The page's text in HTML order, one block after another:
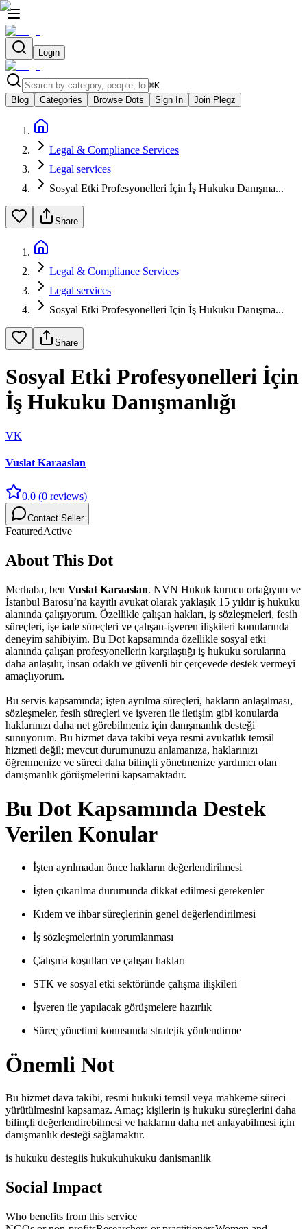
Login
⌘K
Blog
Categories Browse Dots Sign In Join Plegz
Legal & Compliance Services
Legal services
Sosyal Etki Profesyonelleri İçin İş Hukuku Danışma...
Share
Legal & Compliance Services
Legal services
Sosyal Etki Profesyonelleri İçin İş Hukuku Danışma...
Share
Sosyal Etki Profesyonelleri İçin
İş Hukuku Danışmanlığı
VK
Vuslat Karaaslan
0.0 (0 reviews)
Contact Seller
FeaturedActive
About This Dot
Merhaba, ben Vuslat Karaaslan. NVN Hukuk kurucu ortağıyım ve
İstanbul Barosu’na kayıtlı avukat olarak yaklaşık 15 yıldır iş hukuku
alanında çalışıyorum. Özellikle çalışan hakları, iş sözleşmeleri, fesih
süreçleri, işe iade süreçleri ve çalışan-işveren ilişkileri konularında
deneyim sahibiyim. Bu Dot kapsamında özellikle sosyal etki
alanında çalışan profesyonellerin karşılaştığı iş hukuku sorularına
daha anlaşılır, insan odaklı ve güvenli bir çerçevede destek vermeyi
amaçlıyorum.
Bu servis kapsamında; işten ayrılma süreçleri, hakların anlaşılması,
sözleşmeler, fesih süreçleri ve işveren ile iletişim gibi konularda
haklarınızı daha net görebilmeniz için danışmanlık desteği
sunuyorum. Bu hizmet dava takibi veya resmi avukatlık temsil
hizmeti değil; mevcut durumunuzu anlamanıza, haklarınızı
öğrenmenize ve süreci daha bilinçli yönetmenize yardımcı olan
danışmanlık görüşmelerini kapsamaktadır.
Bu Dot Kapsamında Destek
Verilen Konular
İşten ayrılmadan önce hakların değerlendirilmesi
İşten çıkarılma durumunda dikkat edilmesi gerekenler
Kıdem ve ihbar süreçlerinin genel değerlendirilmesi
İş sözleşmelerinin yorumlanması
Çalışma koşulları ve çalışan hakları
STK ve sosyal etki sektöründe çalışma ilişkileri
İşveren ile yapılacak görüşmelere hazırlık
Süreç yönetimi konusunda stratejik yönlendirme
Önemli Not
Bu hizmet dava takibi, resmi hukuki temsil veya mahkeme süreci
yürütülmesini kapsamaz. Amaç; kişilerin iş hukuku süreçlerini daha
bilinçli değerlendirebilmesi ve haklarını daha net anlayabilmesi için
danışmanlık desteği sağlamaktır.
is hukuku destegiis hukukuhukuku danismanlik
Social Impact
Who benefits from this service